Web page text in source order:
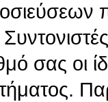
σας οι